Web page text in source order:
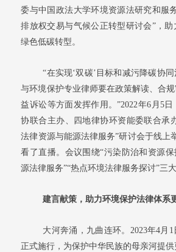
委与中国政法大学环境资源法研究和服
排放权交易与气候公正转型研讨会”，
绿色低碳转型。
“在实现‘双碳’目标和减污降碳协
与环境保护专业律师要在政策解读、合
益诉讼等方面发挥作用。”2022年6月5
协联合主办、四地律协环资能委联合承
法律资源与能源法律服务”研讨会于线上
看了直播。会议围绕“污染防治和资源
源法律服务”“热点环境法律服务探讨”三
建言献策，助力环境保护法律体系
大河奔涌，九曲连环。2023年4月1
正式施行，为保护中华民族的母亲河提供